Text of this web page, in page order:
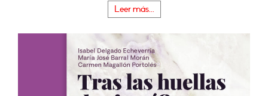
Leer más...